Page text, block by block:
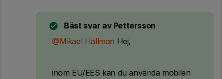
Bäst svar av Pettersson
@Mikael Hällman Hej,
inom EU/EES kan du använda mobilen